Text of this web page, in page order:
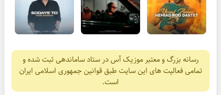
رسانه بزرگ و معتبر موزیک آس در ستاد ساماندهی ثبت شده و
تمامی فعالیت های این سایت طبق قوانین جمهوری اسلامی ایران
است.